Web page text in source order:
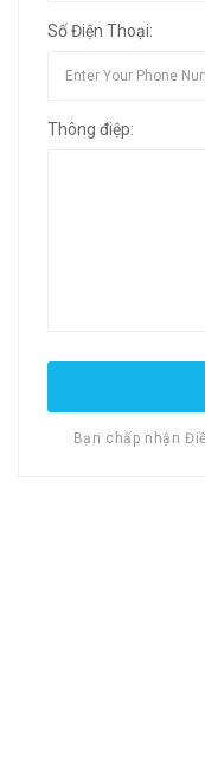
Số Điện Thoại:
Thông điệp:
Bạn chấp nhận